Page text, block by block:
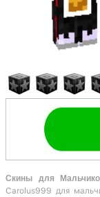
Скины для
Carolus999 для